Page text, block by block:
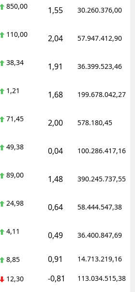
850,00 1,55 30.260.376,00
110,00 2,04 57.947.412,90
38,34 1,91 36.399.523,46
1,21 1,68 199.678.042,27
71,45 2,00 578.180,45
49,38 0,04 100.286.417,16
89,00 1,48 390.245.737,55
24,98 0,64 58.444.547,38
4,11 0,49 36.400.847,69
8,85 0,91 14.713.219,16
12,30 -0,81 113.034.515,38